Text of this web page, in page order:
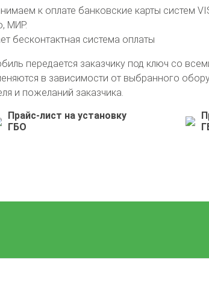
к оплате банковские карты систем
МИР.
бесконтактная система оплаты
передается заказчику под ключ со
в зависимости от выбранного
и пожеланий заказчика.
Прайс-лист на установку
ГБО